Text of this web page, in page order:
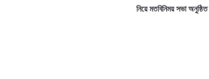
নিয়ে মতবিনিময় সভা অনুষ্ঠিত